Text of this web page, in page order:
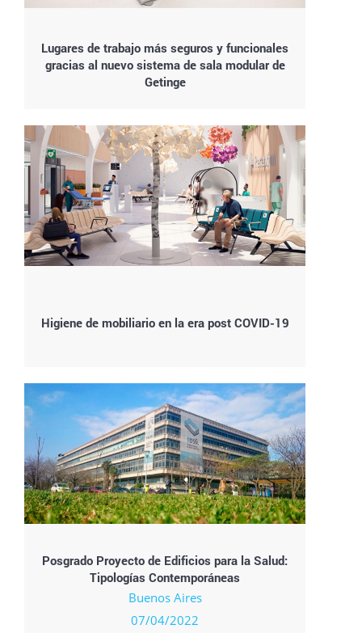
Lugares de trabajo más seguros y funcionales
gracias al nuevo sistema de sala modular de
Getinge
Higiene de mobiliario en la era post COVID-19
Posgrado Proyecto de Edificios para la Salud:
Tipologías Contemporáneas
Buenos Aires
07/04/2022